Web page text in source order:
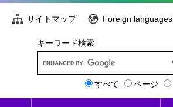
サイトマップ Foreign languages
キーワード検索
すべて ページ